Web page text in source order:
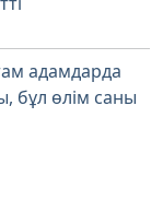
адамдарда
бұл өлім саны